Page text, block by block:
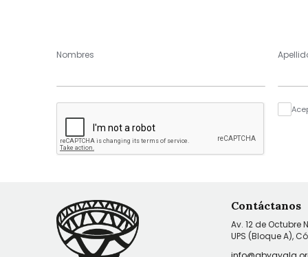
Nombres
Contáctanos
Av. 12 de Octubre
UPS (Bloque A),